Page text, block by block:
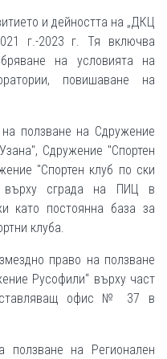
и дейността на „ДКЦ
г.-2023 г. Тя включва
на условията на
повишаване на
ползване на Сдружение
Сдружение "Спортен
"Спортен клуб по ски
върху сграда на ПИЦ в
като постоянна база за
клуба.
право на ползване
Русофили“ върху част
офис № 37 в
ползване на Регионален